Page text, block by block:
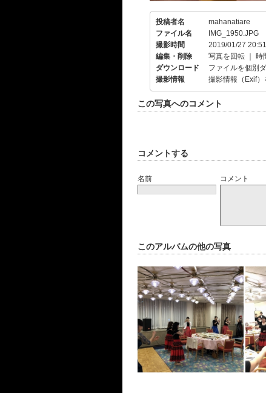
投稿者名
mahanatiare
ファイル名
IMG_1950.JPG
撮影時間
2019/01/27
編集・削除
写真を回転 時
ダウンロード
ファイルを個別
撮影情報
撮影情報（Exif）
この写真へのコメント
コメントする
名前 コメント
このアルバムの他の写真